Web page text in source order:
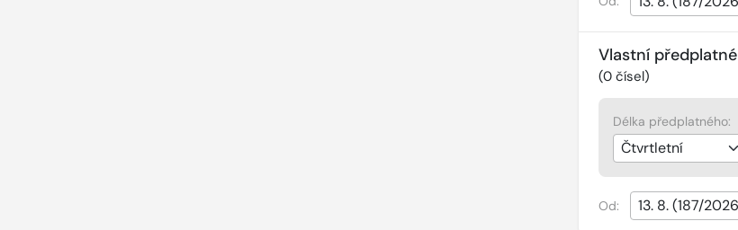
Vlastní předplatné
(0čísel)
Délka předplatného:
Od: